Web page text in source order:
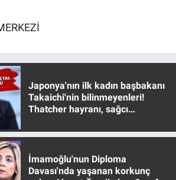
Japonya'nın ilk kadın başbakanı
Takaichi'nin bilinmeyenleri!
Thatcher hayranı, sağcı
İmamoğlu'nun Diploma
Davası'nda yaşanan korkunç